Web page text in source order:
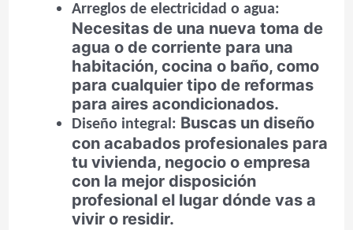
Arreglos de electricidad o agua:
Necesitas de una nueva toma de
agua o de corriente para una
habitación, cocina o baño, como
para cualquier tipo de reformas
para aires acondicionados.
Diseño integral: Buscas un diseño
con acabados profesionales para
tu vivienda, negocio o empresa
con la mejor disposición
profesional el lugar dónde vas a
vivir o residir.